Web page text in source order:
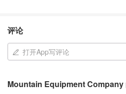
评论
打开App写评论
Mountain Equipment Company